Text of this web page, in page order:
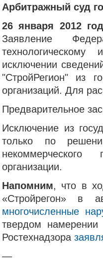
Арбитражный суд
26 января 2012
Заявление
исключении
"СтройРегион" из
организаций. Для
Предварительное
Исключение из
только по
некоммерческого
организации.
Напомним, что в
«Стройрегон» в
многочисленные
твердом намерении
Ростехнадзора
—